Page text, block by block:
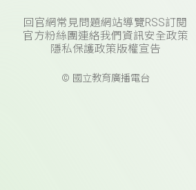
回官網常見問題網站導覽RSS訂閱
官方粉絲團連絡我們 資訊安全政策
隱私保護政策版權宣告
© 國立教育廣播電台